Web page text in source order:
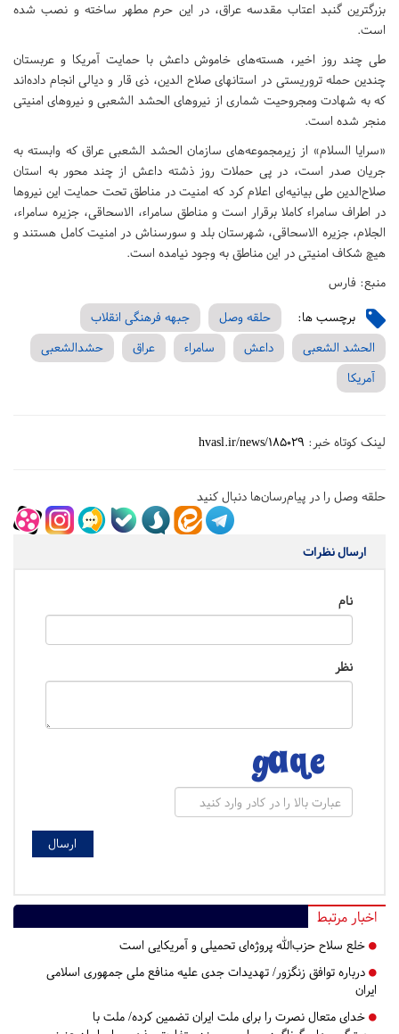
بزرگترین گنبد اعتاب مقدسه عراق، در این حرم مطهر ساخته و نصب شده
است.
طی چند روز اخیر، هسته‌های خاموش داعش با حمایت آمریکا و عربستان
چندین حمله تروریستی در استانهای صلاح الدین، ذی قار و دیالی انجام داده‌اند
که به شهادت ومجروحیت شماری از نیروهای الحشد الشعبی و نیروهای امنیتی
منجر شده است.
«سرایا السلام» از زیرمجموعه‌های سازمان الحشد الشعبی عراق که وابسته به
جریان صدر است، در پی حملات روز ذشته داعش از چند محور به استان
صلاح‌الدین طی بیانیه‌ای اعلام کرد که امنیت در مناطق تحت حمایت این نیروها
در اطراف سامراء کاملا برقرار است و مناطق سامراء، الاسحاقی، جزیره سامراء،
الجلام، جزیره الاسحاقی، شهرستان بلد و سورسناش در امنیت کامل هستند و
هیچ شکاف امنیتی در این مناطق به وجود نیامده است.
منبع: فارس
برچسب ها: حلقه وصل
جبهه فرهنگی انقلاب
الحشد الشعبی
داعش سامراء عراق
حشدالشعبی
آمریکا
لینک کوتاه خبر: hvasl.ir/news/185029
حلقه وصل را در پیام‌رسان‌ها دنبال کنید
ارسال نظرات
نام
نظر
اخبار مرتبط
خلع سلاح حزب‌الله پروژه‌ای تحمیلی و آمریکایی است
درباره توافق زنگزور/ تهدیدات جدی علیه منافع ملی جمهوری اسلامی
ایران
خدای متعال نصرت را برای ملت ایران تضمین کرده/ ملت با